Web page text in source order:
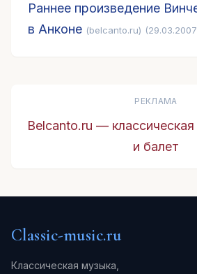
Раннее произведение
в Анконе (belcanto.ru)
РЕКЛАМА
Belcanto.ru —
и балет
Classic-music.ru
Классическая музыка,